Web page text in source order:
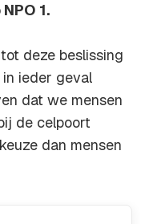
1.
deze beslissing
in ieder geval
dat we mensen
de celpoort
dan mensen